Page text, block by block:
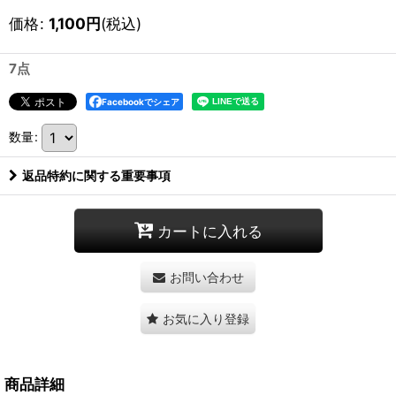
価格: 1,100円(税込)
7点
Facebookでシェア
数量:
返品特約に関する重要事項
カートに入れる
お問い合わせ
お気に入り登録
商品詳細